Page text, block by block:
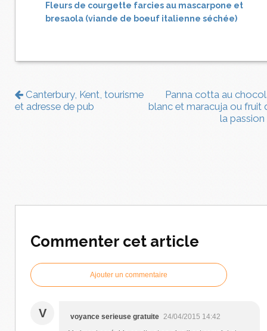
Fleurs de courgette farcies au mascarpone et
bresaola (viande de boeuf italienne séchée)
Canterbury, Kent, tourisme
et adresse de pub
Panna cotta au
blanc et maracuja ou fruit
la passion
Commenter cet article
Ajouter un commentaire
V voyance serieuse gratuite 24/04/2015 14:42